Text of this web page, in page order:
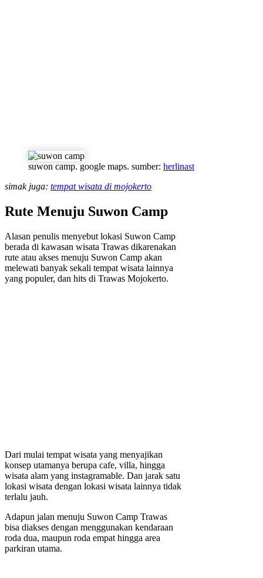
suwon camp. google maps. sumber: herlinast
simak juga: tempat wisata di mojokerto
Rute Menuju Suwon Camp
Alasan penulis menyebut lokasi Suwon Camp
berada di kawasan wisata Trawas dikarenakan
rute atau akses menuju Suwon Camp akan
melewati banyak sekali tempat wisata lainnya
yang populer, dan hits di Trawas Mojokerto.
Dari mulai tempat wisata yang menyajikan
konsep utamanya berupa cafe, villa, hingga
wisata alam yang instagramable. Dan jarak satu
lokasi wisata dengan lokasi wisata lainnya tidak
terlalu jauh.
Adapun jalan menuju Suwon Camp Trawas
bisa diakses dengan menggunakan kendaraan
roda dua, maupun roda empat hingga area
parkiran utama.